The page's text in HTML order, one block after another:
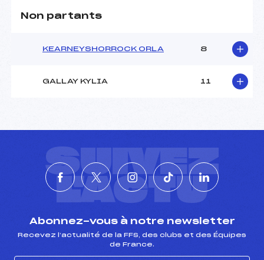
Non partants
KEARNEYSHORROCK ORLA 8
GALLAY KYLIA 11
SUIVEZ
L'ACTU
Abonnez-vous à notre newsletter
Recevez l’actualité de la FFS, des clubs et des Équipes
de France.